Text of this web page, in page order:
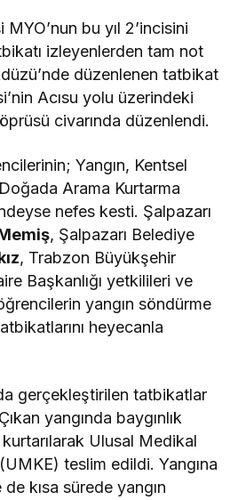
bu yıl 2’incisini
izleyenlerden tam not
düzenlenen tatbikat
Acısu yolu üzerindeki
civarında düzenlendi.
Yangın, Kentsel
Arama Kurtarma
nefes kesti. Şalpazarı
, Şalpazarı Belediye
, Trabzon Büyükşehir
Başkanlığı yetkilileri ve
yangın söndürme
heyecanla
gerçekleştirilen tatbikatlar
yangında baygınlık
Ulusal Medikal
teslim edildi. Yangına
kısa sürede yangın